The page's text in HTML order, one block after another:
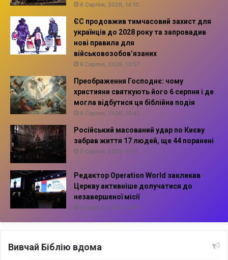
6 Серпня, 2026, 14:10
ЄС продовжив тимчасовий захист для
українців до 2028 року та запровадив
нові правила для
військовозобов’язаних
6 Серпня, 2026, 13:57
Преображення Господнє: чому
християни святкують його 6 серпня і де
могла відбутися ця біблійна подія
6 Серпня, 2026, 13:42
Російський масований удар по Києву
забрав життя 17 людей, ще 44 поранені
5 Серпня, 2026, 11:16
Редактор Operation World закликав
Церкву активніше долучатися до
незавершеної місії
5 Серпня, 2026, 10:14
Вивчай Біблію вдома